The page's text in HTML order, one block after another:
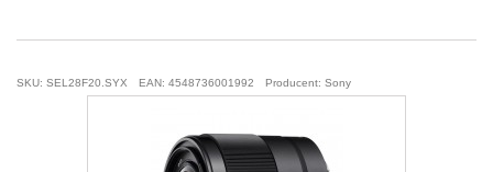
SKU: SEL28F20.SYX EAN: 4548736001992 Producent: Sony